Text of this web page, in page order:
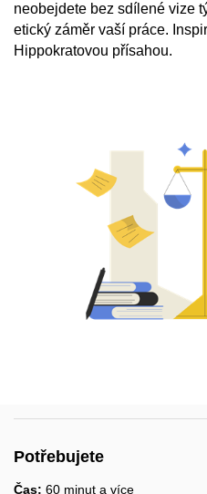
neobejdete bez sdílené vize
etický záměr vaší práce.
Hippokratovou přísahou.
Potřebujete
Čas: 60 minut a více